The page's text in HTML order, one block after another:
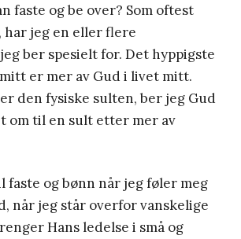
faste og be over? Som oftest
har jeg en eller flere
ber spesielt for. Det hyppigste
er mer av Gud i livet mitt.
den fysiske sulten, ber jeg Gud
om til en sult etter mer av
faste og bønn når jeg føler meg
når jeg står overfor vanskelige
Hans ledelse i små og